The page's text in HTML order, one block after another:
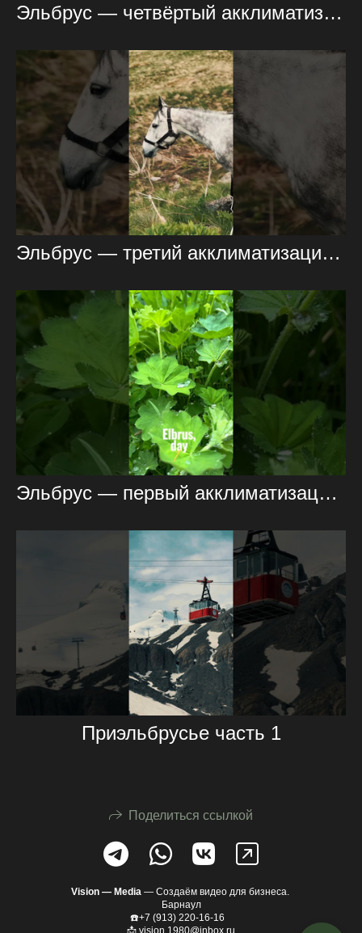
Эльбрус — четвёртый акклиматизационный день
Эльбрус — третий акклиматизационный день
Эльбрус — первый акклиматизационный выход
Приэльбрусье часть 1
Поделиться ссылкой
Vision — Media — Создаём видео для бизнеса.
Барнаул
☎️+7 (913) 220-16-16
📩 vision.1980@inbox.ru